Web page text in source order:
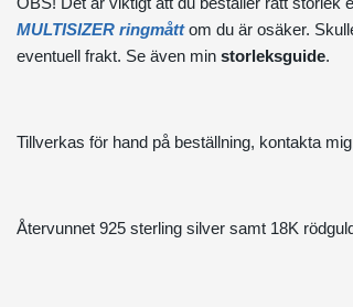
MULTISIZER ringmåttom du är osäker.
eventuell frakt. Se även min storleksguide.
Tillverkas för hand på beställning, kontakta
Återvunnet 925 sterling silver samt 18K